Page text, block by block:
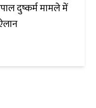
दुष्कर्म मामले में